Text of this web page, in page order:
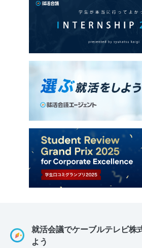
就活会議でケーブルテレビ株
よう